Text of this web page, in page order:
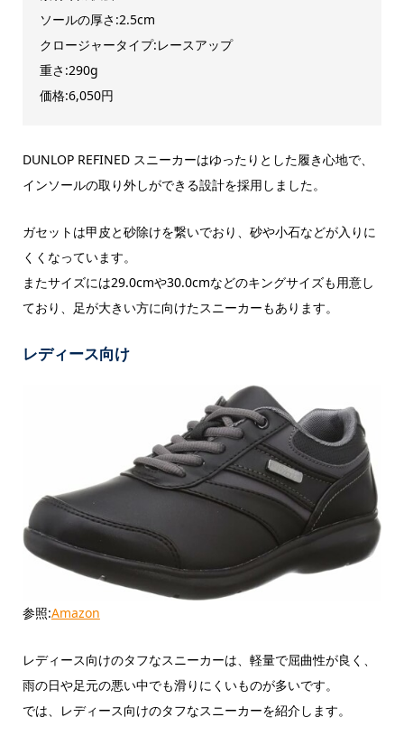
ソールの厚さ:2.5cm
クロージャータイプ:レースアップ
重さ:290g
価格:6,050円
DUNLOP REFINED スニーカーはゆったりとした履き心地で、
インソールの取り外しができる設計を採用しました。
ガセットは甲皮と砂除けを繋いでおり、砂や小石などが入りに
くくなっています。
またサイズには29.0cmや30.0cmなどのキングサイズも用意し
ており、足が大きい方に向けたスニーカーもあります。
レディース向け
参照:Amazon
レディース向けのタフなスニーカーは、軽量で屈曲性が良く、
雨の日や足元の悪い中でも滑りにくいものが多いです。
では、レディース向けのタフなスニーカーを紹介します。